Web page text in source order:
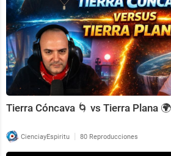
Tierra Cóncava 🌀 vs Tierra Plana
CienciayEspiritu | 80 Reproducciones